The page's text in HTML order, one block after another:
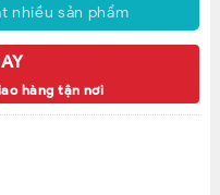
nhiều sản phẩm
hàng tận nơi